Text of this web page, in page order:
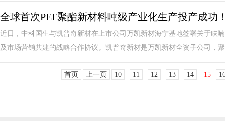
全球首次PEF聚酯新材料吨级产业化生产投产成功
近日，中科国生与凯普奇新材在上市公司万凯新材海宁基地签署关于呋
及市场营销共建的战略合作协议。凯普奇新材是万凯新材全资子公司，
首页 上一页 10 11 12 13 14 15